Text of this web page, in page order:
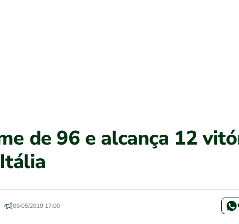
de 96 e alcança 12
06/05/2019 17:00